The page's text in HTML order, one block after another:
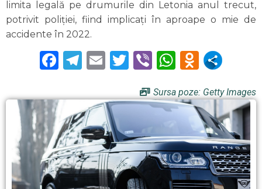
limita legală pe drumurile din Letonia anul trecut,
potrivit poliţiei, fiind implicaţi în aproape o mie de
accidente în 2022.
Facebook
Telegram
EmailTwitter
Viber
Sursa poze: Getty Images